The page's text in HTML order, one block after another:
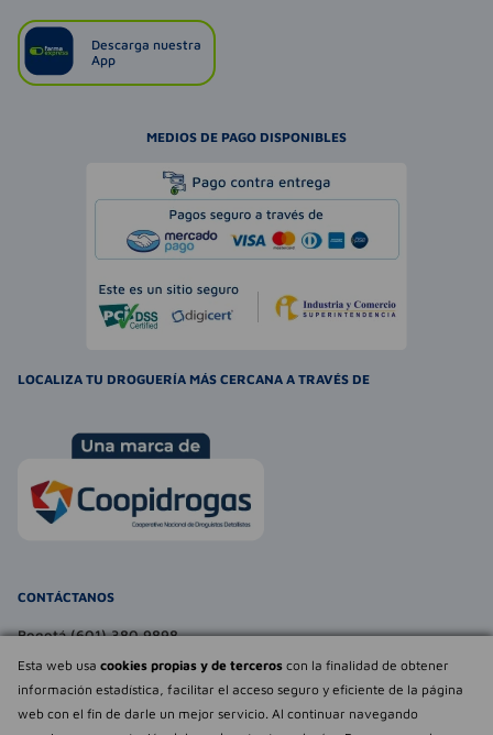
Esta web usa cookies propias y de terceros con la finalidad de obtener
información estadística, facilitar el acceso seguro y eficiente de la página
web con el fin de darle un mejor servicio. Al continuar navegando
Descarga nuestra
App
MEDIOS DE PAGO DISPONIBLES
LOCALIZA TU DROGUERÍA MÁS CERCANA A TRAVÉS DE
CONTÁCTANOS
Bogotá (601) 380 9898
atencionalcliente@farmaexpress.com
TE PUEDE INTERESAR